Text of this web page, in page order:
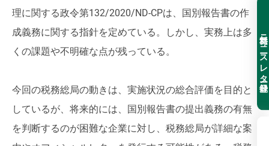
理に関する政令第132/2020/ND-CPは、国別報告書の作
成義務に関する指針を定めている。しかし、実務上は多
くの課題や不明確な点が残っている。
今回の税務総局の動きは、実施状況の総合評価を目的と
しているが、将来的には、国別報告書の提出義務の有無
を判断するのが困難な企業に対し、税務総局が詳細な案
無料ニュースレター登録